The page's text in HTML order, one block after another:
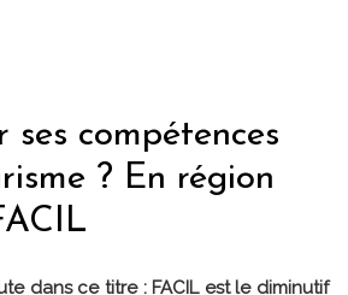
ses compétences
? En région
dans ce titre : FACIL est le diminutif